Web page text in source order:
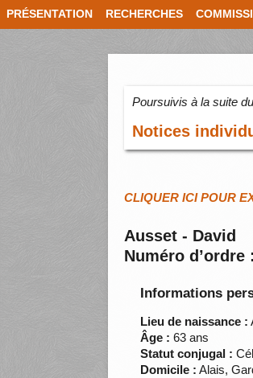
PRÉSENTATION RECHERCHES
Poursuivis à la suite
Notices
CLIQUER ICI POUR
Ausset - David
Numéro
Informations
Lieu de naissance :
Âge : 63 ans
Statut conjugal :
Domicile : Alais,